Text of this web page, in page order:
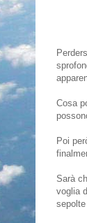
Cosa
Poi
Sarà
voglia